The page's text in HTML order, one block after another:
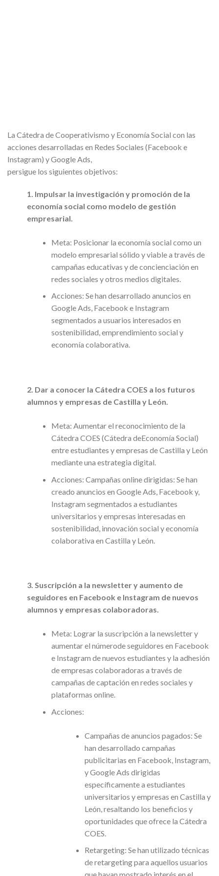
La Cátedra de Cooperativismo y Economía Social con las
acciones desarrolladas en Redes Sociales (Facebook e
Instagram) y Google Ads,
persigue los siguientes objetivos:
1. Impulsar la investigación y promoción de la
economía social como modelo de gestión
empresarial.
Meta: Posicionar la economía social como un
modelo empresarial sólido y viable a través de
campañas educativas y de concienciación en
redes sociales y otros medios digitales.
Acciones: Se han desarrollado anuncios en
Google Ads, Facebook e Instagram
segmentados a usuarios interesados en
sostenibilidad, emprendimiento social y
economía colaborativa.
2. Dar a conocer la Cátedra COES a los futuros
alumnos y empresas de Castilla y León.
Meta: Aumentar el reconocimiento de la
Cátedra COES (Cátedra deEconomía Social)
entre estudiantes y empresas de Castilla y León
mediante una estrategia digital.
Acciones: Campañas online dirigidas: Se han
creado anuncios en Google Ads, Facebook y,
Instagram segmentados a estudiantes
universitarios y empresas interesadas en
sostenibilidad, innovación social y economía
colaborativa en Castilla y León.
3. Suscripción a la newsletter y aumento de
seguidores en Facebook e Instagram de nuevos
alumnos y empresas colaboradoras.
Meta: Lograr la suscripción a la newsletter y
aumentar el númerode seguidores en Facebook
e Instagram de nuevos estudiantes y la adhesión
de empresas colaboradoras a través de
campañas de captación en redes sociales y
plataformas online.
Acciones:
Campañas de anuncios pagados: Se
han desarrollado campañas
publicitarias en Facebook, Instagram,
y Google Ads dirigidas
específicamente a estudiantes
universitarios y empresas en Castilla y
León, resaltando los beneficios y
oportunidades que ofrece la Cátedra
COES.
Retargeting: Se han utilizado técnicas
de retargeting para aquellos usuarios